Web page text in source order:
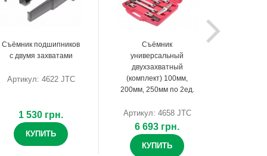
Съёмник подшипников
с двумя захватами
Артикул: 4622 JTC
1 530 грн.
КУПИТЬ
Съёмник
универсальный
двухзахватный
(комплект) 100мм,
200мм, 250мм по 2ед.
Артикул: 4658 JTC
6 693 грн.
КУПИТЬ